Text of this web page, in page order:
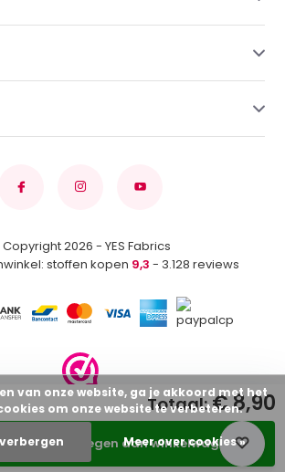
Toevoegen aan winkelwagen
Totaal:€ 8,90
2026 - YES Fabrics
stoffen kopen 9,3 - 3.128 reviews
van onze website, ga je akkoord met het
om onze website te verbeteren.
Meer over cookies »